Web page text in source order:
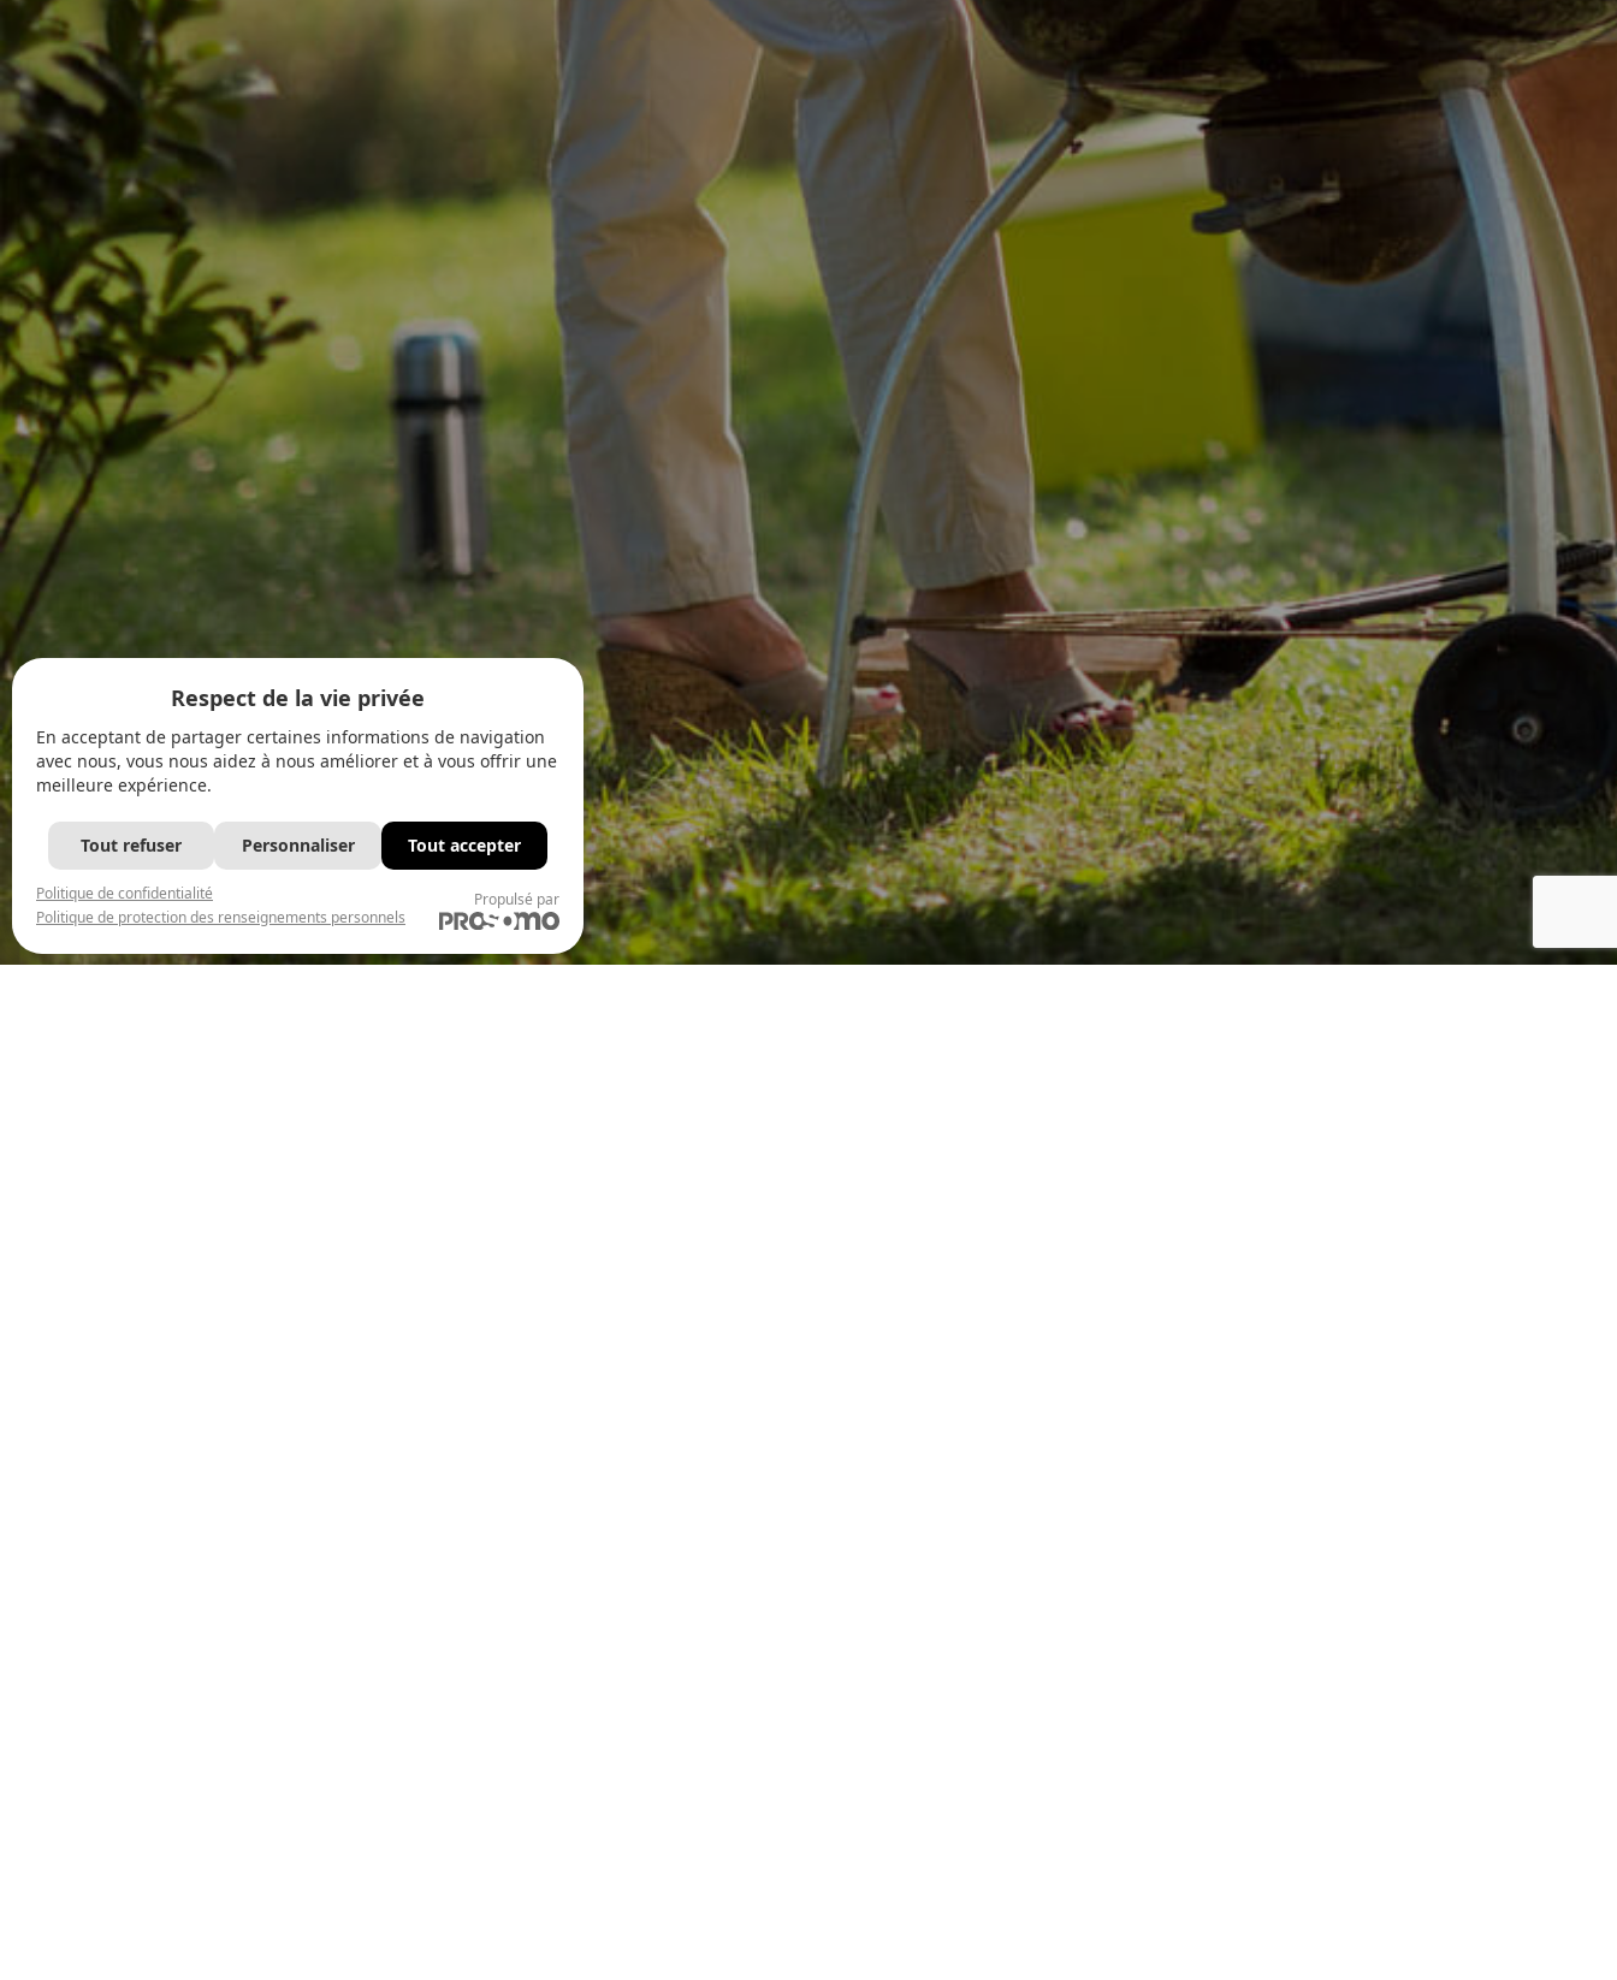
Respect de la vie privée
En acceptant de partager certaines informations de navigation
avec nous, vous nous aidez à nous améliorer et à vous offrir une
meilleure expérience.
Tout refuser Personnaliser Tout accepter
Politique de confidentialité
Politique de protection des renseignements personnels
Propulsé par